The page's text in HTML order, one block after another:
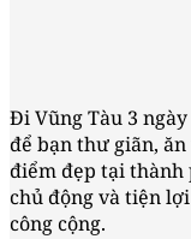
Đi Vũng Tàu 3
để bạn thư giãn,
điểm đẹp tại thành
chủ động và tiện
công cộng.